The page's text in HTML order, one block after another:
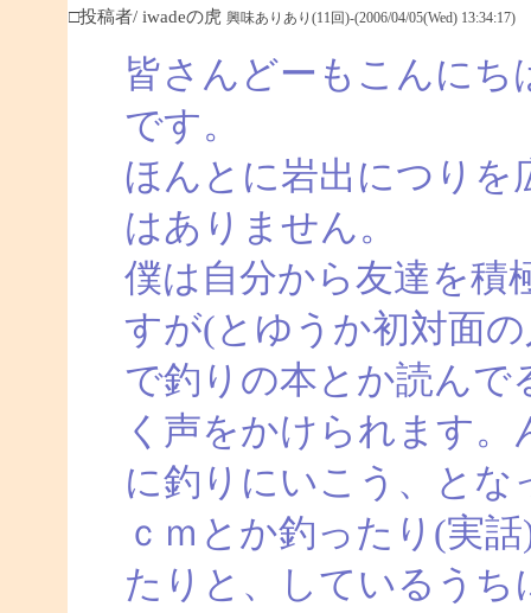
□投稿者/ iwadeの虎 興味ありあり(11回)-(2006/04/05(Wed) 13:34:17)
皆さんどーもこんにち
です。
ほんとに岩出につりを
はありません。
僕は自分から友達を積
すが(とゆうか初対面
で釣りの本とか読んで
く声をかけられます
に釣りにいこう、とな
ｃｍとか釣ったり(実
たりと、しているう